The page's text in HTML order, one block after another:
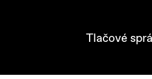
Tlačové